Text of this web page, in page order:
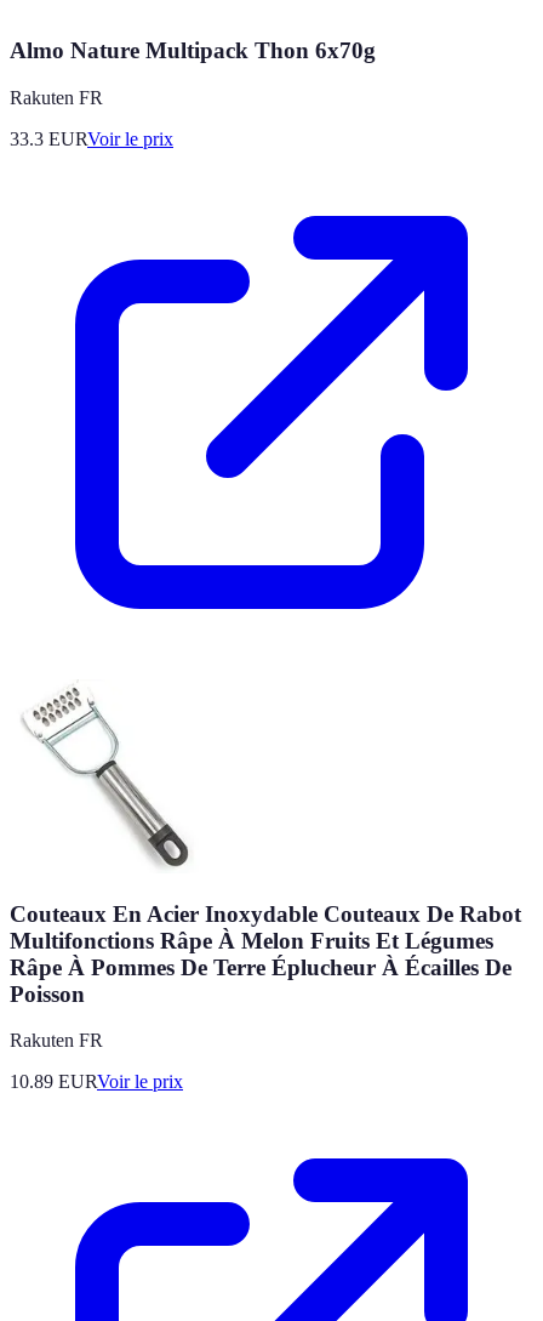
Almo Nature Multipack Thon 6x70g
Rakuten FR
33.3 EURVoir le prix
Couteaux En Acier Inoxydable Couteaux De Rabot
Multifonctions Râpe À Melon Fruits Et Légumes
Râpe À Pommes De Terre Éplucheur À Écailles De
Poisson
Rakuten FR
10.89 EURVoir le prix